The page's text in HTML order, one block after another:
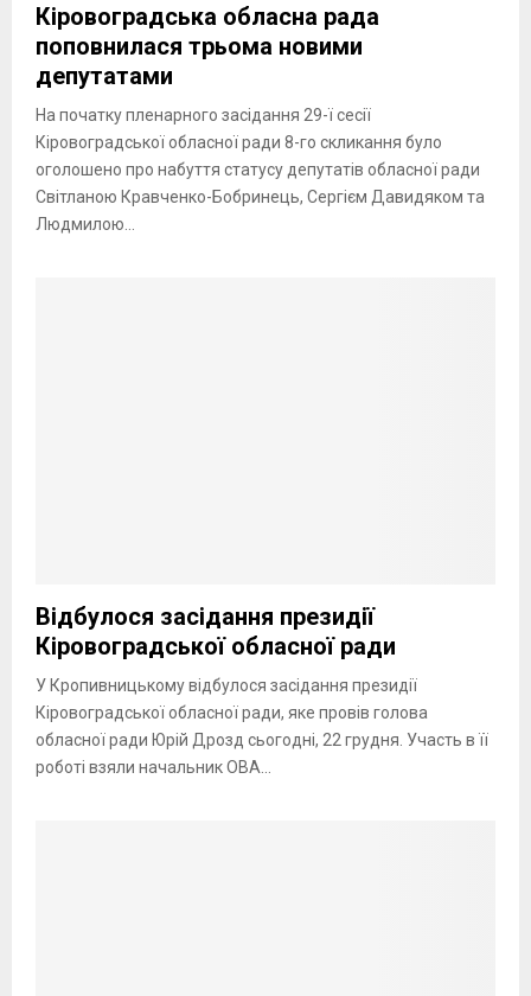
Кіровоградська обласна рада
поповнилася трьома новими
депутатами
На початку пленарного засідання 29-ї сесії
Кіровоградської обласної ради 8-го скликання було
оголошено про набуття статусу депутатів обласної ради
Світланою Кравченко-Бобринець, Сергієм Давидяком та
Людмилою...
Відбулося засідання президії
Кіровоградської обласної ради
У Кропивницькому відбулося засідання президії
Кіровоградської обласної ради, яке провів голова
обласної ради Юрій Дрозд сьогодні, 22 грудня. Участь в її
роботі взяли начальник ОВА...